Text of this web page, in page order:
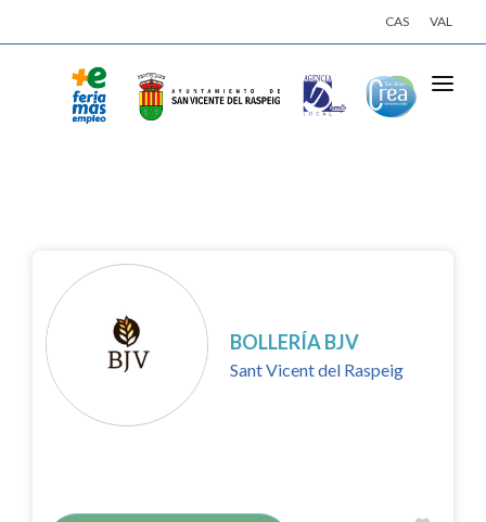
CAS VAL
OFERTES DE TREBALL
INSCRIU-TE
INICIA SESSIÓ
BOLLERÍA BJV
Sant Vicent del Raspeig